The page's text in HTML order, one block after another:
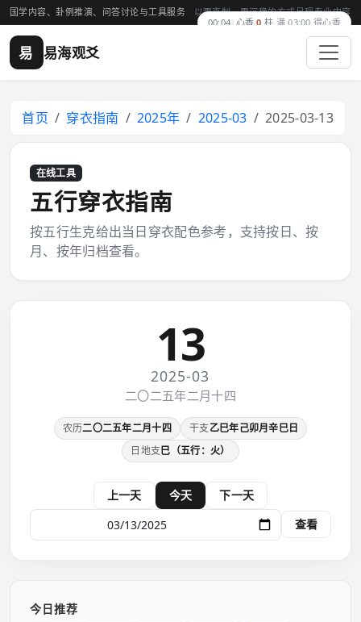
国学内容、卦例推演、问答讨论与工具服务 以更克制、更沉稳的方式呈现专业内容
易 易海观爻
首页 穿衣指南 2025年 2025-03 2025-03-13
在线工具
五行穿衣指南
按五行生克给出当日穿衣配色参考，支持按日、按
月、按年归档查看。
13
2025-03
二〇二五年二月十四
农历二〇二五年二月十四 干支乙巳年己卯月辛巳日
日地支巳（五行：火）
上一天 今天
下一天
查看
今日推荐
00:04 心香0 柱· 满 03:00 得心香